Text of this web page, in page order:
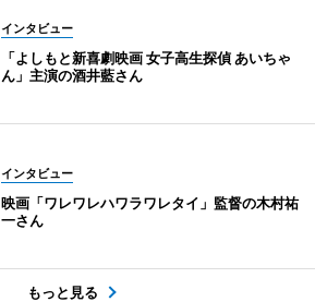
インタビュー
「よしもと新喜劇映画 女子高生探偵 あいちゃ
ん」主演の酒井藍さん
インタビュー
映画「ワレワレハワラワレタイ」監督の木村祐
一さん
もっと見る